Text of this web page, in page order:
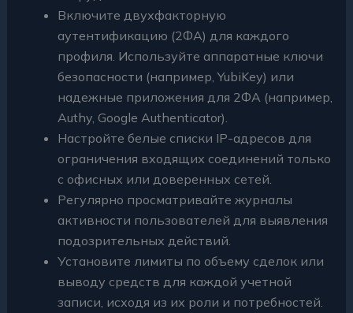
Включите двухфакторную
аутентификацию (2ФА) для каждого
профиля. Используйте аппаратные ключи
безопасности (например, YubiKey) или
надежные приложения для 2ФА (например,
Authy, Google Authenticator).
Настройте белые списки IP-адресов для
ограничения входящих соединений только
с офисных или доверенных сетей.
Регулярно просматривайте журналы
активности пользователей для выявления
подозрительных действий.
Установите лимиты по объему сделок или
выводу средств для каждой учетной
записи, исходя из их роли и потребностей.